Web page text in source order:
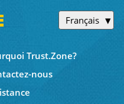
Français
Trust.Zone?
nous